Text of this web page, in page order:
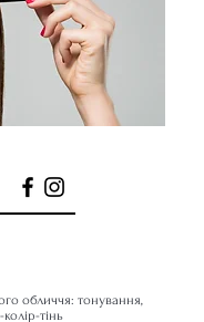
обличчя: тонування,
тінь